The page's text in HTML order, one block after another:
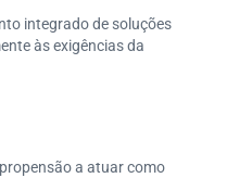
integrado de soluções
às exigências da
a atuar como